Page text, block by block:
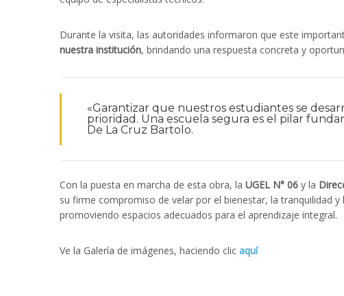
Durante la visita, las autoridades informaron que este
nuestra institución, brindando una respuesta concreta y
«Garantizar que nuestros estudiantes se
prioridad. Una escuela segura es el pilar
De La Cruz Bartolo.
Con la puesta en marcha de esta obra, la UGEL N° 06 y la
su firme compromiso de velar por el bienestar, la tranquilidad
promoviendo espacios adecuados para el aprendizaje integral.
Ve la Galería de imágenes, haciendo clic aquí